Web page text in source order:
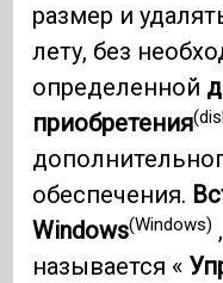
размер и
лету, без
определенной
приобретения
обеспечения.
Windows(Windows)
называется «